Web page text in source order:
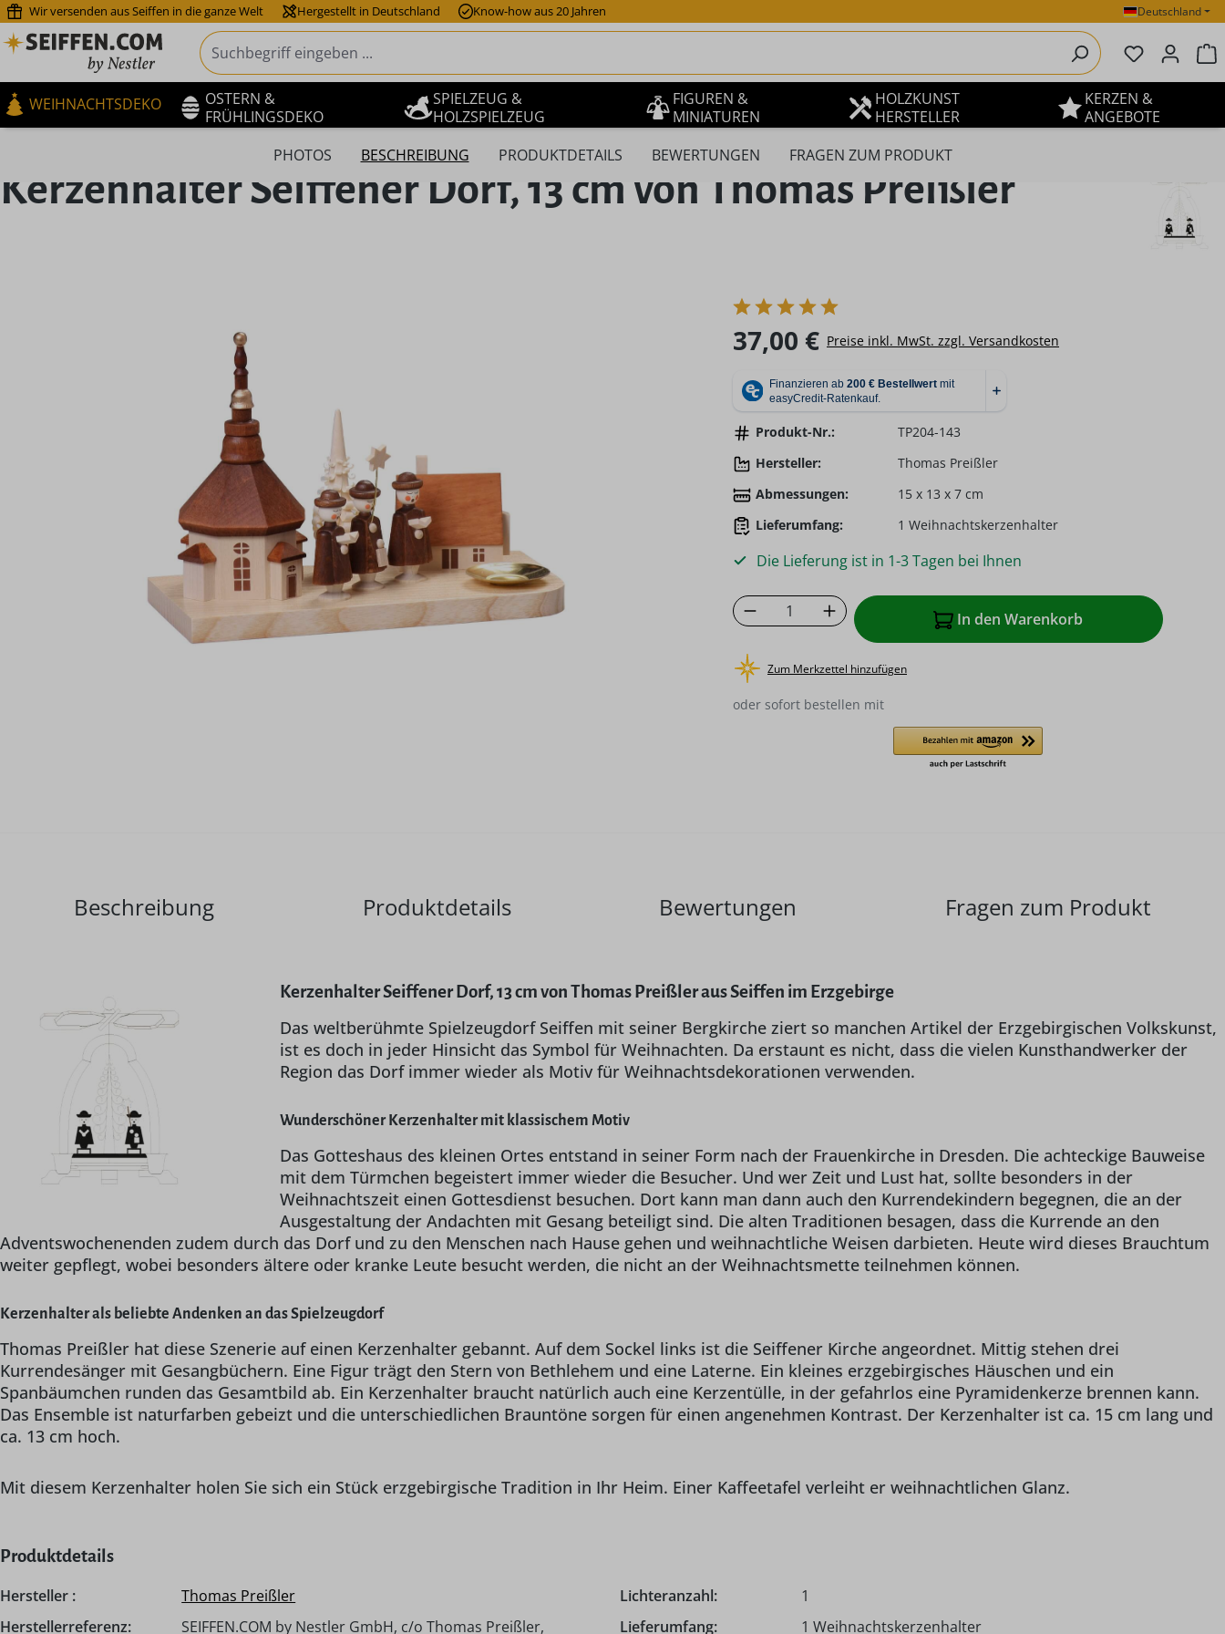
Hauptinhalt springen
Zur Suche springen
Zur Hauptnavigation springen
Wir versenden aus Seiffen in die ganze Welt Hergestellt in Deutschland Know-how aus 20 Jahren Deutschland
Du hast 0
WEIHNACHTSDEKO
OSTERN &
FRÜHLINGSDEKO
SPIELZEUG &
HOLZSPIELZEUG
FIGUREN &
MINIATUREN
HOLZKUNST
HERSTELLER
KERZEN &
ANGEBOTE
PHOTOS
BESCHREIBUNG PRODUKTDETAILS BEWERTUNGEN FRAGEN ZUM PRODUKT
Kerzenhalter Seiffener Dorf, 13 cm von Thomas Preißler
Regulärer Preis:
37,00 € Preise inkl. MwSt. zzgl. Versandkosten
Produkt-Nr.:
TP204-143
Hersteller:
Thomas Preißler
Abmessungen:
15 x 13 x 7 cm
Lieferumfang:
1 Weihnachtskerzenhalter
Die Lieferung ist in 1-3 Tagen bei Ihnen
Produkt Anzahl: Gib den gewünschten Wert
In den Warenkorb
Zum Merkzettel hinzufügen
oder sofort bestellen mit
Beschreibung Produktdetails Bewertungen Fragen zum Produkt
Kerzenhalter Seiffener Dorf, 13 cm von Thomas Preißler aus Seiffen im Erzgebirge
Das weltberühmte Spielzeugdorf Seiffen mit seiner Bergkirche ziert so manchen Artikel der Erzgebirgischen Volkskunst,
ist es doch in jeder Hinsicht das Symbol für Weihnachten. Da erstaunt es nicht, dass die vielen Kunsthandwerker der
Region das Dorf immer wieder als Motiv für Weihnachtsdekorationen verwenden.
Wunderschöner Kerzenhalter mit klassischem Motiv
Das Gotteshaus des kleinen Ortes entstand in seiner Form nach der Frauenkirche in Dresden. Die achteckige Bauweise
mit dem Türmchen begeistert immer wieder die Besucher. Und wer Zeit und Lust hat, sollte besonders in der
Weihnachtszeit einen Gottesdienst besuchen. Dort kann man dann auch den Kurrendekindern begegnen, die an der
Ausgestaltung der Andachten mit Gesang beteiligt sind. Die alten Traditionen besagen, dass die Kurrende an den
Adventswochenenden zudem durch das Dorf und zu den Menschen nach Hause gehen und weihnachtliche Weisen darbieten. Heute wird dieses Brauchtum
weiter gepflegt, wobei besonders ältere oder kranke Leute besucht werden, die nicht an der Weihnachtsmette teilnehmen können.
Kerzenhalter als beliebte Andenken an das Spielzeugdorf
Thomas Preißler hat diese Szenerie auf einen Kerzenhalter gebannt. Auf dem Sockel links ist die Seiffener Kirche angeordnet. Mittig stehen drei
Kurrendesänger mit Gesangbüchern. Eine Figur trägt den Stern von Bethlehem und eine Laterne. Ein kleines erzgebirgisches Häuschen und ein
Spanbäumchen runden das Gesamtbild ab. Ein Kerzenhalter braucht natürlich auch eine Kerzentülle, in der gefahrlos eine Pyramidenkerze brennen kann.
Das Ensemble ist naturfarben gebeizt und die unterschiedlichen Brauntöne sorgen für einen angenehmen Kontrast. Der Kerzenhalter ist ca. 15 cm lang und
ca. 13 cm hoch.
Mit diesem Kerzenhalter holen Sie sich ein Stück erzgebirgische Tradition in Ihr Heim. Einer Kaffeetafel verleiht er weihnachtlichen Glanz.
Produktdetails
Hersteller :
Thomas Preißler
Herstellerreferenz:
SEIFFEN.COM by Nestler GmbH, c/o Thomas Preißler,
Lichteranzahl:
1
Lieferumfang:
1 Weihnachtskerzenhalter